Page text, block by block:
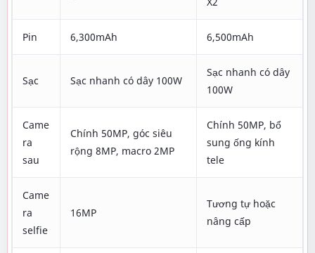
Pin 6,300mAh 6,500mAh
Sạc Sạc nhanh có dây 100W
Sạc nhanh có dây
100W
Came
ra
sau
Chính 50MP, góc siêu
rộng 8MP, macro 2MP
Chính 50MP, bổ
sung ống kính
tele
Came
ra
selfie
16MP
Tương tự hoặc
nâng cấp